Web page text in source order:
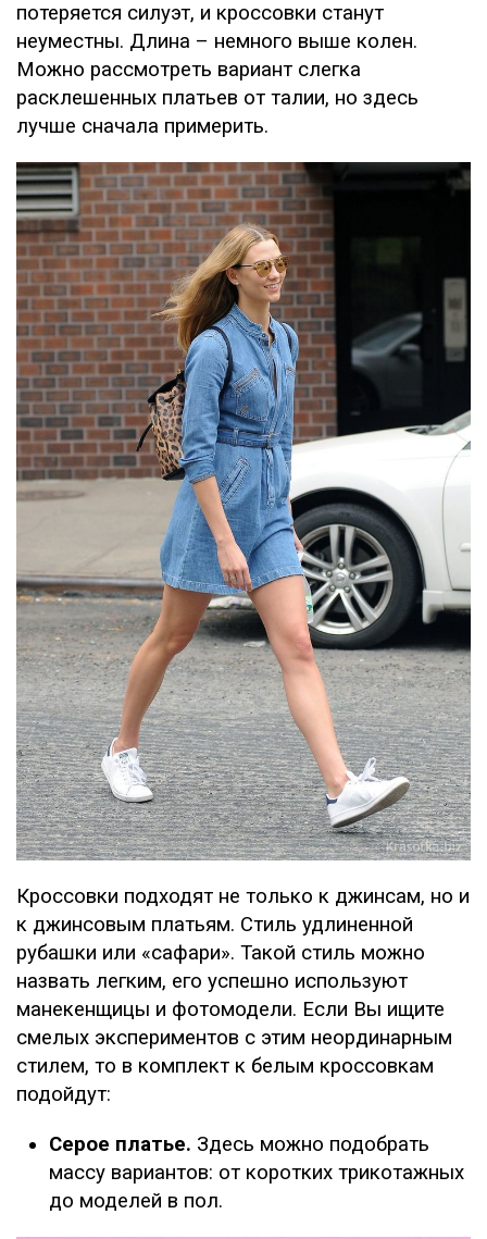
потеряется силуэт, и кроссовки станут
неуместны. Длина – немного выше колен.
Можно рассмотреть вариант слегка
расклешенных платьев от талии, но здесь
лучше сначала примерить.
Кроссовки подходят не только к джинсам, но и
к джинсовым платьям. Стиль удлиненной
рубашки или «сафари». Такой стиль можно
назвать легким, его успешно используют
манекенщицы и фотомодели. Если Вы ищите
смелых экспериментов с этим неординарным
стилем, то в комплект к белым кроссовкам
подойдут:
Серое платье. Здесь можно подобрать
массу вариантов: от коротких трикотажных
до моделей в пол.